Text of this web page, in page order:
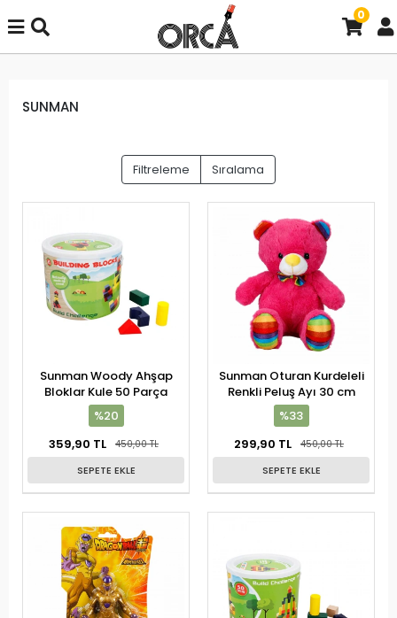
0
SUNMAN
Filtreleme Sıralama
Sunman Woody Ahşap
Bloklar Kule 50 Parça
%20
359,90 TL
450,00 TL
SEPETE EKLE
Sunman Oturan Kurdeleli
Renkli Peluş Ayı 30 cm
%33
299,90 TL
450,00 TL
SEPETE EKLE